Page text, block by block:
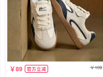
89 官方立减 109